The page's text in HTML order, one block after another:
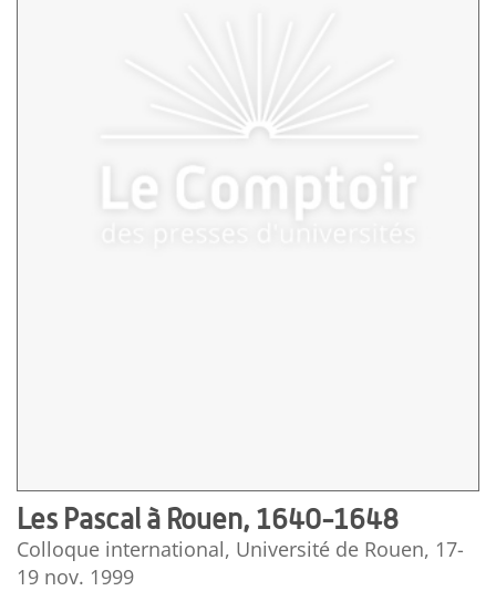
Les Pascal à Rouen, 1640-1648
Colloque international, Université de Rouen, 17-
19 nov. 1999